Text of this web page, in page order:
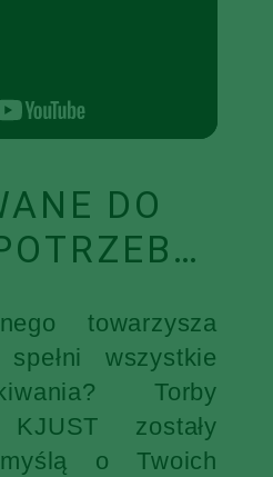
DO
towarzysza
wszystkie
Torby
KJUST zostały
o Twoich